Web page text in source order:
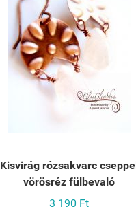
Kisvirág rózsakvarc cseppel
vörösréz fülbevaló
3 190 Ft